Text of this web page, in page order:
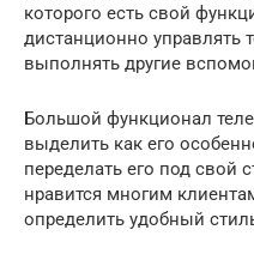
которого есть свой
дистанционно управлять
выполнять другие
Большой функционал
выделить как его
переделать его под свой
нравится многим
определить удобный